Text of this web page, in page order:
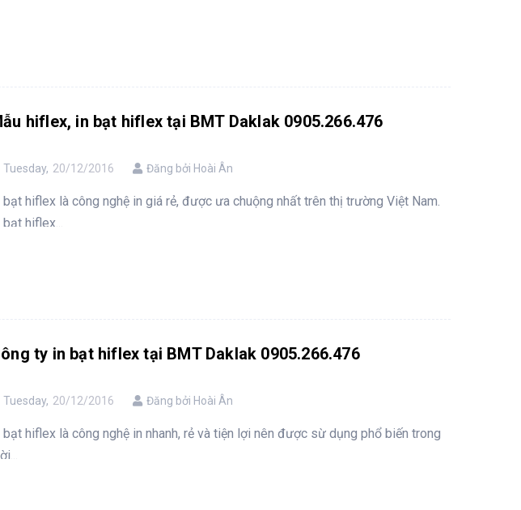
hiflex, in bạt hiflex tại BMT Daklak 0905.266.476
Tuesday, 20/12/2016 Đăng bởi Hoài Ân
bạt hiflex là công nghệ in giá rẻ, được ưa chuộng nhất trên thị trường Việt Nam.
hiflex...
ty in bạt hiflex tại BMT Daklak 0905.266.476
Tuesday, 20/12/2016 Đăng bởi Hoài Ân
bạt hiflex là công nghệ in nhanh, rẻ và tiện lợi nên được sừ dụng phổ biến trong